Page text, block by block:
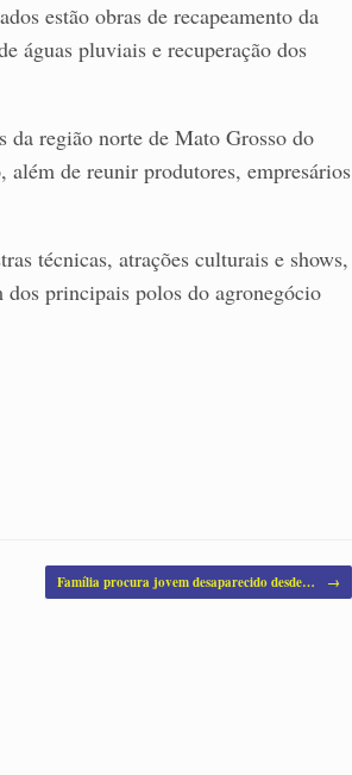
estão obras de recapeamento da
águas pluviais e recuperação dos
da região norte de Mato Grosso do
de reunir produtores, empresários
técnicas, atrações culturais e shows,
principais polos do agronegócio
Família procura jovem desaparecido desde… →